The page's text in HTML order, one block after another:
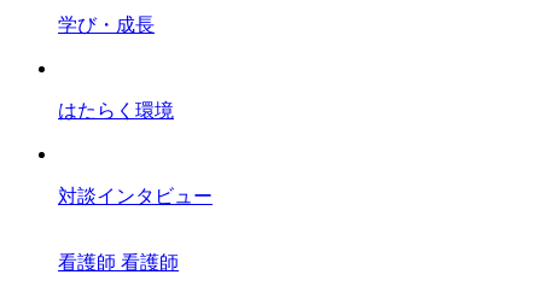
学び・成長
はたらく環境
対談インタビュー
看護師 看護師